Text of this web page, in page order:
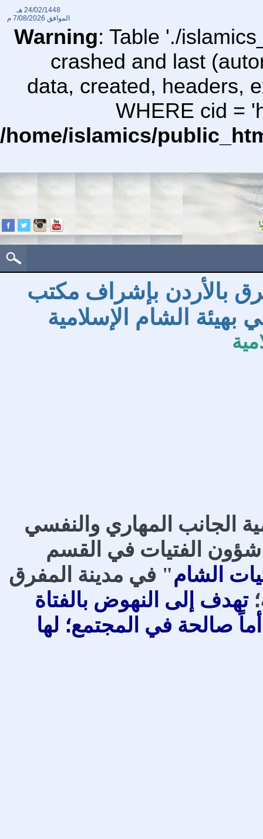
Warning: Table './
crashed and last
data, created, headers,
WHERE cid =
/home/islamics/
24/02/1448 هـ
الموافق 7/08/2026 م
بالأردن بإشراف مكتب
الشام الإسلامية
الجانب المهاري والنفسي
الفتيات في القسم
الشام" في مدينة المفرق
تهدف إلى النهوض بالفتاة
صالحة في المجتمع؛ لها